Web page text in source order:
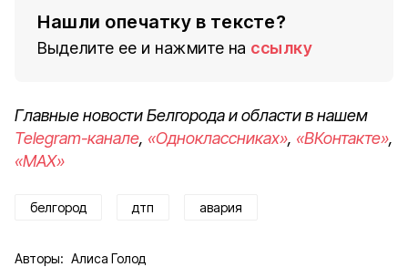
Нашли опечатку в тексте?
Выделите ее и нажмите на ссылку
Главные новости Белгорода и области в нашем
Telegram-канале, «Одноклассниках», «ВКонтакте»,
«MAX»
белгород дтп авария
Авторы: Алиса Голод